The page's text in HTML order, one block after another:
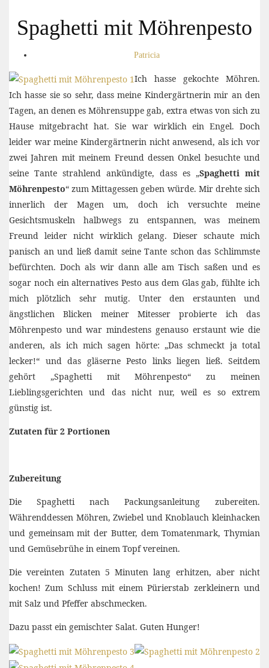
Spaghetti mit Möhrenpesto
Patricia
Ich hasse gekochte Möhren.
Ich hasse sie so sehr, dass meine Kindergärtnerin mir an den
Tagen, an denen es Möhrensuppe gab, extra etwas von sich zu
Hause mitgebracht hat. Sie war wirklich ein Engel. Doch
leider war meine Kindergärtnerin nicht anwesend, als ich vor
zwei Jahren mit meinem Freund dessen Onkel besuchte und
seine Tante strahlend ankündigte, dass es „Spaghetti mit
Möhrenpesto“ zum Mittagessen geben würde. Mir drehte sich
innerlich der Magen um, doch ich versuchte meine
Gesichtsmuskeln halbwegs zu entspannen, was meinem
Freund leider nicht wirklich gelang. Dieser schaute mich
panisch an und ließ damit seine Tante schon das Schlimmste
befürchten. Doch als wir dann alle am Tisch saßen und es
sogar noch ein alternatives Pesto aus dem Glas gab, fühlte ich
mich plötzlich sehr mutig. Unter den erstaunten und
ängstlichen Blicken meiner Mitesser probierte ich das
Möhrenpesto und war mindestens genauso erstaunt wie die
anderen, als ich mich sagen hörte: „Das schmeckt ja total
lecker!“ und das gläserne Pesto links liegen ließ. Seitdem
gehört „Spaghetti mit Möhrenpesto“ zu meinen
Lieblingsgerichten und das nicht nur, weil es so extrem
günstig ist.
Zutaten für 2 Portionen
Zubereitung
Die Spaghetti nach Packungsanleitung zubereiten.
Währenddessen Möhren, Zwiebel und Knoblauch kleinhacken
und gemeinsam mit der Butter, dem Tomatenmark, Thymian
und Gemüsebrühe in einem Topf vereinen.
Die vereinten Zutaten 5 Minuten lang erhitzen, aber nicht
kochen! Zum Schluss mit einem Pürierstab zerkleinern und
mit Salz und Pfeffer abschmecken.
Dazu passt ein gemischter Salat. Guten Hunger!